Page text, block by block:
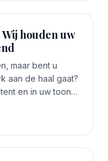
houden uw
maar bent u
aan de haal gaat?
en in uw toon,
aanspreekpunt,